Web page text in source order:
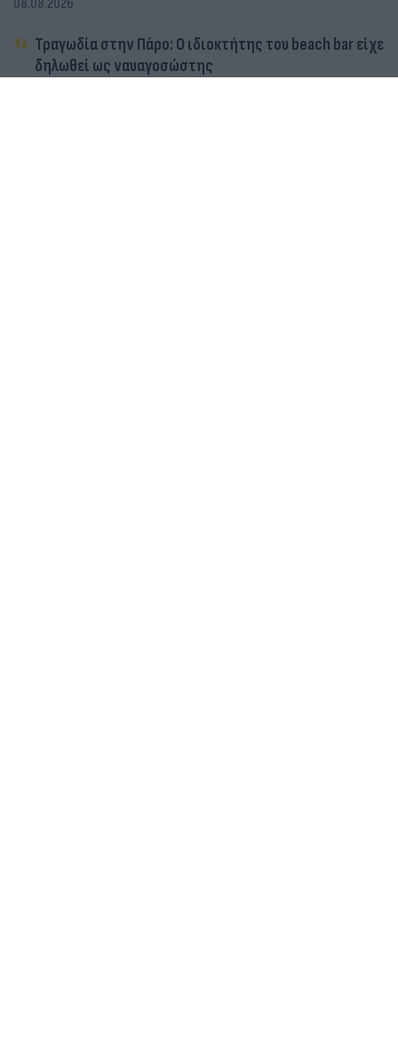
08.08.2026
Τραγωδία στην Πάρο: Ο ιδιοκτήτης του beach bar είχε
δηλωθεί ως ναυαγοσώστης